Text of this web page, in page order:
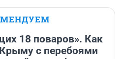
18 поваров». Как
с перебоями